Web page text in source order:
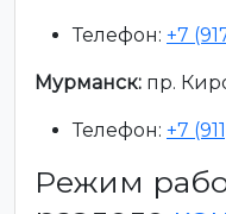
Телефон: +7
Мурманск: пр.
Телефон: +7
Режим